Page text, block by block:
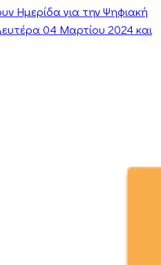
Ημερίδα για την Ψηφιακή
04 Μαρτίου 2024 και